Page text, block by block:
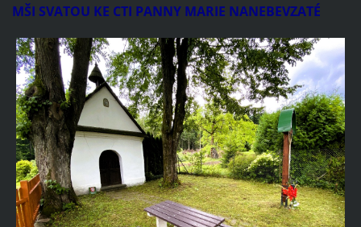
MŠI SVATOU KE CTI PANNY MARIE NANEBEVZATÉ